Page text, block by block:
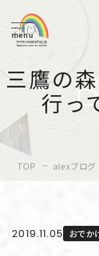
menu
三鷹の
行っ
TOP alexブログ
2019.11.05 おでか